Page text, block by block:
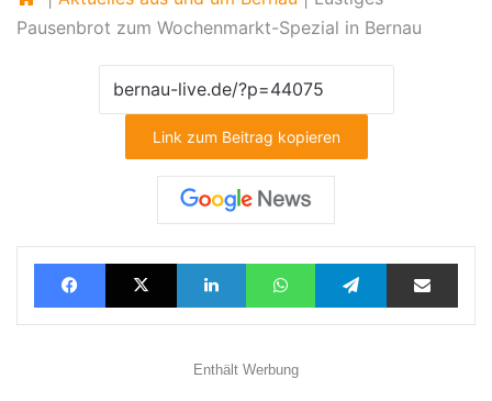
Pausenbrot zum Wochenmarkt-Spezial in Bernau
Link zum Beitrag kopieren
FacebookX LinkedInWhatsAppTelegramTeilen via E-Mail
Enthält Werbung